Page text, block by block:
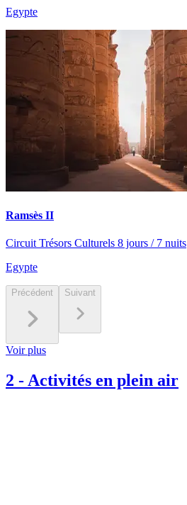
Egypte
Ramsès II
Circuit Trésors Culturels 8 jours / 7 nuits
Egypte
Précédent Suivant
Voir plus
2 - Activités en plein air